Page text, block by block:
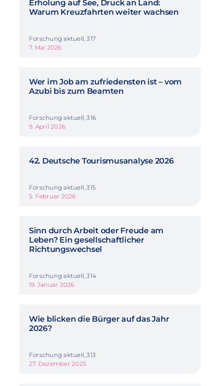
Erholung auf See, Druck an Land:
Warum Kreuzfahrten weiter wachsen
Forschung aktuell, 317
7. Mai 2026
Wer im Job am zufriedensten ist – vom
Azubi bis zum Beamten
Forschung aktuell, 316
9. April 2026
42. Deutsche Tourismusanalyse 2026
Forschung aktuell, 315
5. Februar 2026
Sinn durch Arbeit oder Freude am
Leben? Ein gesellschaftlicher
Richtungswechsel
Forschung aktuell, 314
19. Januar 2026
Wie blicken die Bürger auf das Jahr
2026?
Forschung aktuell, 313
27. Dezember 2025